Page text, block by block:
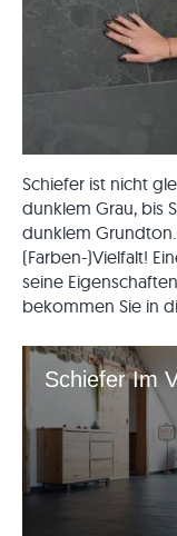
Schiefer ist nicht
dunklem Grau, bis
dunklem
(Farben-)Vielfalt!
seine
bekommen Sie in
Schiefer Im